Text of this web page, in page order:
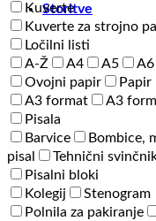
Storitve
Kuverte
Kuverte za strojno
Ločilni listi
A-Ž
A4 A5 A6
Ovojni papir
Papir
A3 format
A3
Pisala
Barvice
Bombice,
pisal
Tehnični
Pisalni bloki
Kolegij
Stenogram
Polnila za pakiranje